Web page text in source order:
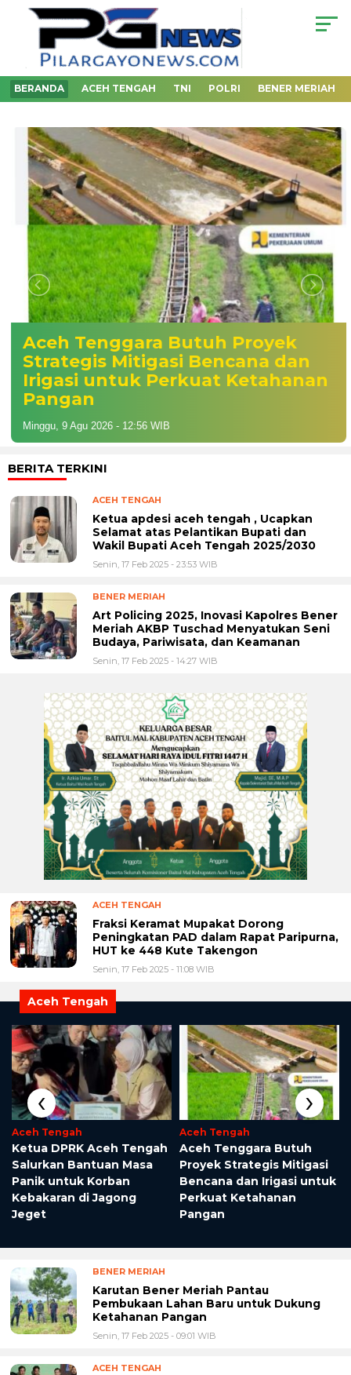
BERANDA ACEH TENGAH TNI POLRI BENER MERIAH
Aceh Tenggara Butuh Proyek
Strategis Mitigasi Bencana dan
Irigasi untuk Perkuat Ketahanan
Pangan
Minggu, 9 Agu 2026 - 12:56 WIB
BERITA TERKINI
ACEH TENGAH
Ketua apdesi aceh tengah , Ucapkan
Selamat atas Pelantikan Bupati dan
Wakil Bupati Aceh Tengah 2025/2030
Senin, 17 Feb 2025 - 23:53 WIB
BENER MERIAH
Art Policing 2025, Inovasi Kapolres Bener
Meriah AKBP Tuschad Menyatukan Seni
Budaya, Pariwisata, dan Keamanan
Senin, 17 Feb 2025 - 14:27 WIB
ACEH TENGAH
Fraksi Keramat Mupakat Dorong
Peningkatan PAD dalam Rapat Paripurna,
HUT ke 448 Kute Takengon
Senin, 17 Feb 2025 - 11:08 WIB
Aceh Tengah
Aceh Tengah
‎Ketua DPRK Aceh Tengah
Salurkan Bantuan Masa
Panik untuk Korban
Kebakaran di Jagong
Jeget
Aceh Tengah
Aceh Tenggara Butuh
Proyek Strategis Mitigasi
Bencana dan Irigasi untuk
Perkuat Ketahanan
Pangan
‹ ›
BENER MERIAH
Karutan Bener Meriah Pantau
Pembukaan Lahan Baru untuk Dukung
Ketahanan Pangan
Senin, 17 Feb 2025 - 09:01 WIB
ACEH TENGAH